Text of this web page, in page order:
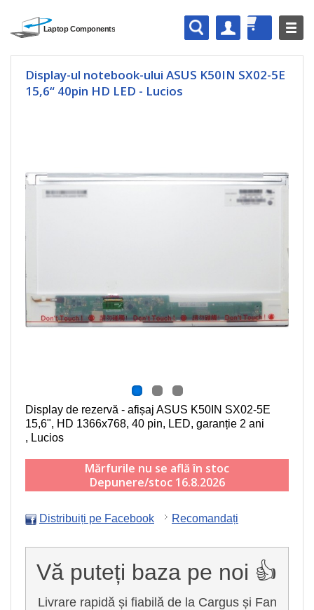
Display-ul notebook-ului ASUS K50IN SX02-5E
15,6“ 40pin HD LED - Lucios
Display de rezervă - afișaj ASUS K50IN SX02-5E
15,6", HD 1366x768, 40 pin, LED, garanție 2 ani
, Lucios
Mărfurile nu se află în stoc
Depunere/stoc 16.8.2026
Distribuiți pe Facebook Recomandați
Vă puteți baza pe noi 👍
Livrare rapidă și fiabilă de la Cargus și Fan